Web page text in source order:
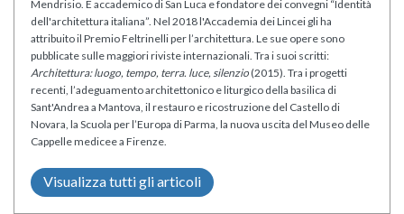
Mendrisio. È accademico di San Luca e fondatore dei convegni “Identità
dell'architettura italiana”. Nel 2018 l'Accademia dei Lincei gli ha
attribuito il Premio Feltrinelli per l’architettura. Le sue opere sono
pubblicate sulle maggiori riviste internazionali. Tra i suoi scritti:
Architettura: luogo, tempo, terra. luce, silenzio(2015). Tra i progetti
recenti, l’adeguamento architettonico e liturgico della basilica di
Sant'Andrea a Mantova, il restauro e ricostruzione del Castello di
Novara, la Scuola per l’Europa di Parma, la nuova uscita del Museo delle
Cappelle medicee a Firenze.
Visualizza tutti gli articoli